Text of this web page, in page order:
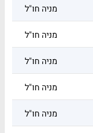
מניה חו"ל
מניה חו"ל
מניה חו"ל
מניה חו"ל
מניה חו"ל